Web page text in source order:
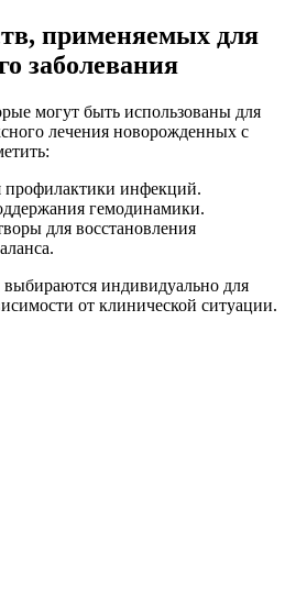
применяемых для
заболевания
могут быть использованы для
лечения новорожденных с
профилактики инфекций.
гемодинамики.
для восстановления
индивидуально для
от клинической ситуации.